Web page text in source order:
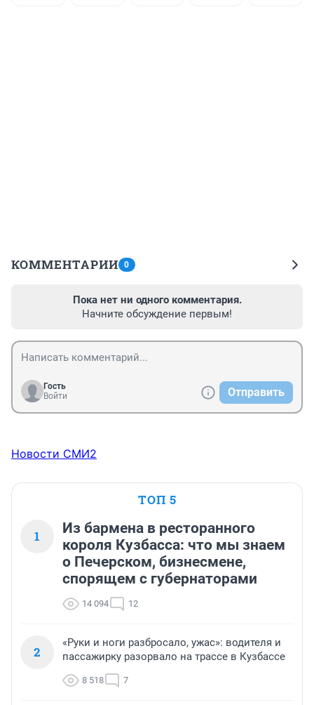
КОММЕНТАРИИ 0
Пока нет ни одного комментария.
Начните обсуждение первым!
Гость
Войти
Отправить
Новости СМИ2
ТОП 5
1
Из бармена в ресторанного
короля Кузбасса: что мы знаем
о Печерском, бизнесмене,
спорящем с губернаторами
14 094 12
2
«Руки и ноги разбросало, ужас»: водителя и
пассажирку разорвало на трассе в Кузбассе
8 518 7